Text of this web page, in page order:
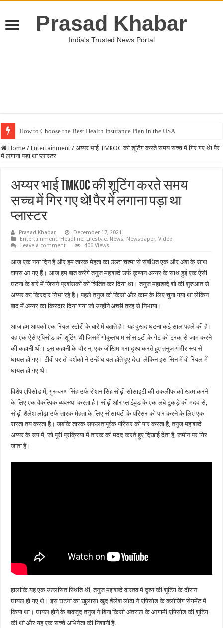
Prasad Khabar
India's Trusted News Portal
How to Choose the Best Health Insurance Plan in the USA
Home / Entertainment / अय्यर भाई TMKOC की शूटिंग करते समय सच्च में गिर गए थे! पैर
में लगाना पड़ा था प्लास्टर
अय्यर भाई TMKOC की शूटिंग करते समय
सच्च में गिर गए थे! पैर में लगाना पड़ा था
प्लास्टर
Prasad Khabar
December 17, 2021
Entertainment, Headline, Lifestyle, News, Newspaper,Video
Leave a comment
406 Views
आज एक नया दिन है और हम तारक मेहता का उल्टा चश्मा से संबंधित एक और अंश के साथ
वापस आ गए हैं। आज हम बात करेंगे तनुज महाशब्दे उर्फ कृष्णन अय्यर के साथ हुई एक ऐसी
घटना के बारे में जिसने प्रशंसकों को चिंतित कर दिया था। तनुज महाशब्दे शो की शुरुआत से
अय्यर का किरदार निभा रहे है। पहले तनुज को किसी और काम के लिए चुना गया था लेकिन
बाद में अय्यर का किरदार दिया गया जो उन्होंने अच्छी तरह से निभाया।
आज हम आपको एक रियल स्टोरी के बारे में बताते है। यह दुखद घटना कई साल पहले की है।
यह एक ऐसे एपिसोड की शूटिंग थी जिसमें गोकुलधाम सोसाइटी के गेट को ट्रक से जाम करने
की कहानी थी। इस कहानी के दौरान, एक जोखिम भरा दृश्य करते हुए तनुज गंभीर रूप से
घायल हो गए। टीवी पर तो दर्शको ने उन्हें घायल होते हुए देखा लेकिन इस सिन में वो रियल में
घायल हो गए थे।
विशेष एपिसोड में, गुरुचरण सिंह उर्फ रोशन सिंह सोढ़ी सोसाइटी की तकलीफ को खत्म करने
के लिए एक वैकल्पिक व्यवस्था करता है। सीढ़ी और प्लाईवुड के एक लंबे टुकड़े की मदद से,
सोढ़ी शैलेश लोढ़ा उर्फ तारक मेहता के लिए सोसायटी के परिसर को पार करने के लिए एक
रास्ता तय करता है। जबकि तारक सफलतापूर्वक परिसर को पार करता है, तनुज महाशब्दे
अय्यर के रूप में, जो पूरी प्रक्रिया में तारक की मदद करते हुए दिखाई देता है, जमीन पर गिर
जाता है।
हालांकि यह एक उल्लसित स्थिति थी, तनुज महाशब्दे वास्तव में दृश्य की शूटिंग के दौरान
घायल हो गए थे। इस घटना का खुलासा खुद शैलेश लोढ़ा ने एपिसोड के क्लोजिंग सेगमेंट में
किया था। घायल होने के बावजूद तनुज ने बिना किसी अंतराल के आगामी एपिसोड की शूटिंग
की थी और यह एक सच्चे अभिनेता की निशानी है!